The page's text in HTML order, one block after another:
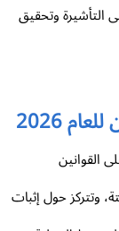
وتحقيق
حول إثبات